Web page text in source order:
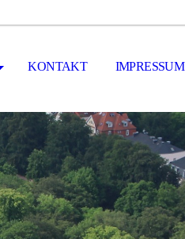
KONTAKT IMPRESSUM